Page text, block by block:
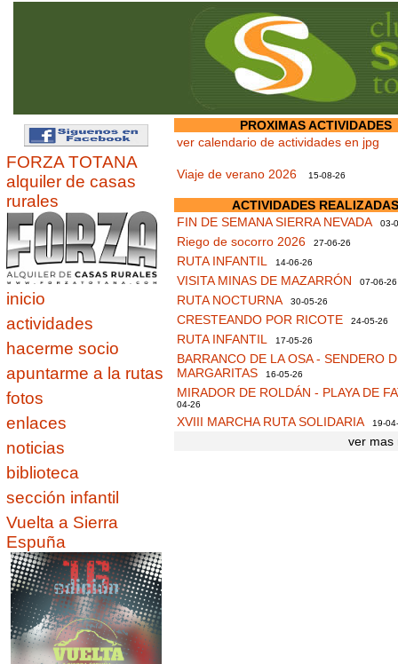
FORZA TOTANA
alquiler de casas
rurales
inicio
actividades
hacerme socio
apuntarme a la rutas
fotos
enlaces
noticias
biblioteca
sección infantil
Vuelta a Sierra
Espuña
PROXIMAS ACTIVIDADES
ver calendario de actividades en jpg
Viaje de verano 2026 15-08-26
ACTIVIDADES REALIZADAS
FIN DE SEMANA SIERRA NEVADA 03-
Riego de socorro 2026 27-06-26
RUTA INFANTIL 14-06-26
VISITA MINAS DE MAZARRÓN 07-06-26
RUTA NOCTURNA 30-05-26
CRESTEANDO POR RICOTE 24-05-26
RUTA INFANTIL 17-05-26
BARRANCO DE LA OSA - SENDERO
MARGARITAS 16-05-26
MIRADOR DE ROLDÁN - PLAYA DE
04-26
XVIII MARCHA RUTA SOLIDARIA 19-
ver mas